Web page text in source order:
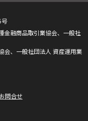
金融商品取引業協会、一般社
会、一般社団法人 資産運用業
お問合せ